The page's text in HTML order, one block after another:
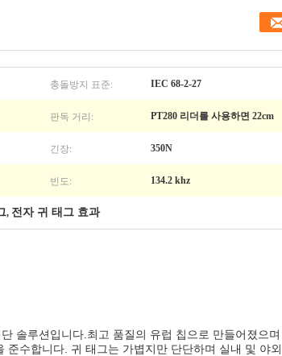
충돌방지 표준: IEC 68-2-27
판독 거리: PT280 리더를 사용하면 22cm
긴장: 350N
빈도: 134.2 khz
, 전자 귀 태그 효과
솔루션입니다.최고 품질의 유럽 칩으로 만들어졌으
준수합니다. 귀 태그는 가볍지만 단단하며 실내 및 야